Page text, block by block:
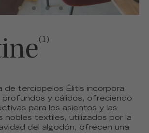
(1)
de terciopelos Élitis incorpora
profundos y cálidos, ofreciendo
para los asientos y las
nobles textiles, utilizados por la
del algodón, ofrecen una